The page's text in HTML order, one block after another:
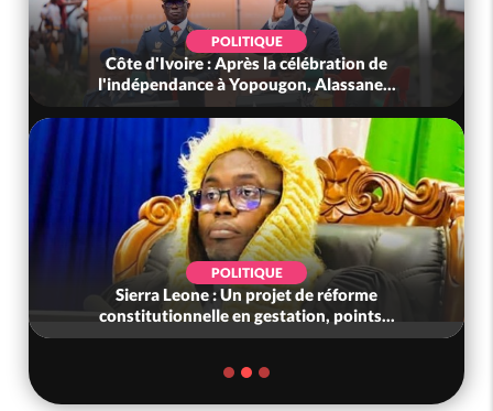
POLITIQUE
Côte d'Ivoire : Après la célébration de
l'indépendance à Yopougon, Alassane...
POLITIQUE
Sierra Leone : Un projet de réforme
constitutionnelle en gestation, points...